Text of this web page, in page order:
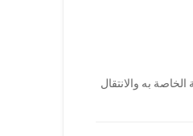
به والانتقال